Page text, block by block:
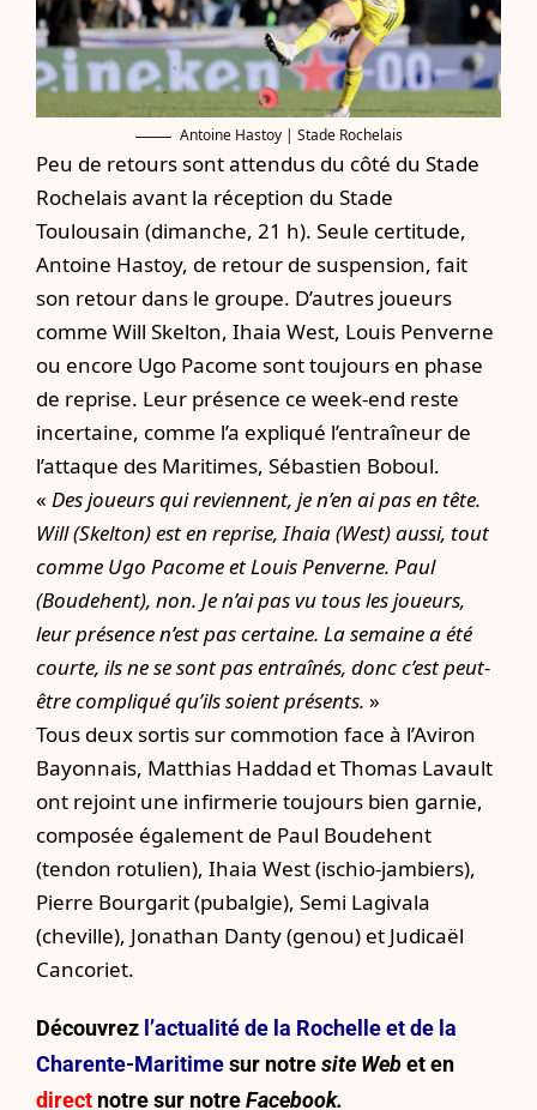
Antoine Hastoy | Stade Rochelais
Peu de retours sont attendus du côté du Stade
Rochelais avant la réception du Stade
Toulousain (dimanche, 21 h). Seule certitude,
Antoine Hastoy, de retour de suspension, fait
son retour dans le groupe. D’autres joueurs
comme Will Skelton, Ihaia West, Louis Penverne
ou encore Ugo Pacome sont toujours en phase
de reprise. Leur présence ce week-end reste
incertaine, comme l’a expliqué l’entraîneur de
l’attaque des Maritimes, Sébastien Boboul.
« Des joueurs qui reviennent, je n’en ai pas en tête.
Will (Skelton) est en reprise, Ihaia (West) aussi, tout
comme Ugo Pacome et Louis Penverne. Paul
(Boudehent), non. Je n’ai pas vu tous les joueurs,
leur présence n’est pas certaine. La semaine a été
courte, ils ne se sont pas entraînés, donc c’est peut-
être compliqué qu’ils soient présents. »
Tous deux sortis sur commotion face à l’Aviron
Bayonnais, Matthias Haddad et Thomas Lavault
ont rejoint une infirmerie toujours bien garnie,
composée également de Paul Boudehent
(tendon rotulien), Ihaia West (ischio-jambiers),
Pierre Bourgarit (pubalgie), Semi Lagivala
(cheville), Jonathan Danty (genou) et Judicaël
Cancoriet.
Découvrez l’actualité de la Rochelle et de la
Charente-Maritimesur notresite Webet en
direct notre sur notreFacebook.